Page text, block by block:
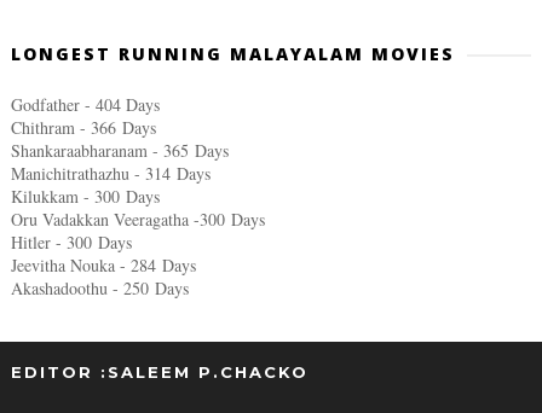
LONGEST RUNNING MALAYALAM MOVIES
Godfather - 404 Days
Chithram - 366 Days
Shankaraabharanam - 365 Days
Manichitrathazhu - 314 Days
Kilukkam - 300 Days
Oru Vadakkan Veeragatha -300 Days
Hitler - 300 Days
Jeevitha Nouka - 284 Days
Akashadoothu - 250 Days
EDITOR :SALEEM P.CHACKO